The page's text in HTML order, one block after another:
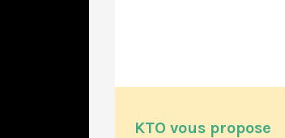
KTO vous propose